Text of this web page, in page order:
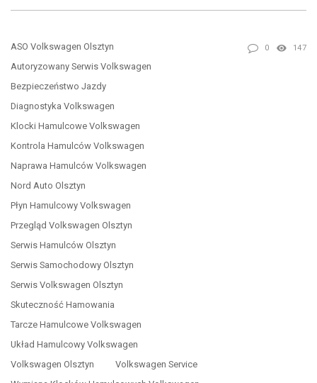
ASO Volkswagen Olsztyn
Autoryzowany Serwis Volkswagen
Bezpieczeństwo Jazdy
Diagnostyka Volkswagen
Klocki Hamulcowe Volkswagen
Kontrola Hamulców Volkswagen
Naprawa Hamulców Volkswagen
Nord Auto Olsztyn
Płyn Hamulcowy Volkswagen
Przegląd Volkswagen Olsztyn
Serwis Hamulców Olsztyn
Serwis Samochodowy Olsztyn
Serwis Volkswagen Olsztyn
Skuteczność Hamowania
Tarcze Hamulcowe Volkswagen
Układ Hamulcowy Volkswagen
Volkswagen Olsztyn
Volkswagen Service
0 147